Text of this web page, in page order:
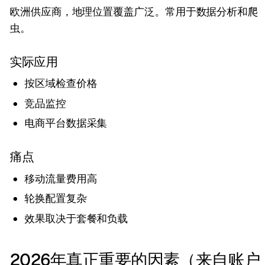
欧洲供应商，地理位置覆盖广泛。常用于数据分析和爬
虫。
实际应用
按区域检查价格
竞品监控
电商平台数据采集
痛点
移动流量费用高
轮换配置复杂
效果取决于套餐和负载
2026年真正重要的因素（来自账户